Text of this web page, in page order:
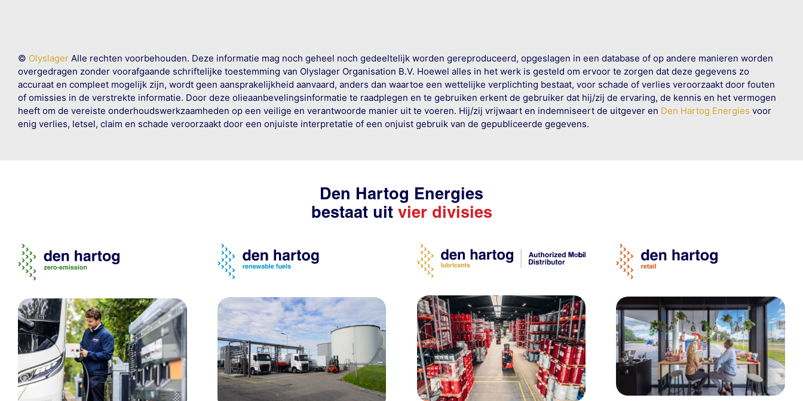
© OlyslagerAlle rechten voorbehouden. Deze informatie mag noch geheel noch gedeeltelijk worden gereproduceerd, opgeslagen in een database of op andere manieren worden
overgedragen zonder voorafgaande schriftelijke toestemming van Olyslager Organisation B.V. Hoewel alles in het werk is gesteld om ervoor te zorgen dat deze gegevens zo
accuraat en compleet mogelijk zijn, wordt geen aansprakelijkheid aanvaard, anders dan waartoe een wettelijke verplichting bestaat, voor schade of verlies veroorzaakt door fouten
of omissies in de verstrekte informatie. Door deze olieaanbevelingsinformatie te raadplegen en te gebruiken erkent de gebruiker dat hij/zij de ervaring, de kennis en het vermogen
heeft om de vereiste onderhoudswerkzaamheden op een veilige en verantwoorde manier uit te voeren. Hij/zij vrijwaart en indemniseert de uitgever en Den Hartog Energies voor
enig verlies, letsel, claim en schade veroorzaakt door een onjuiste interpretatie of een onjuist gebruik van de gepubliceerde gegevens.
Den Hartog Energies
bestaat uit vier divisies